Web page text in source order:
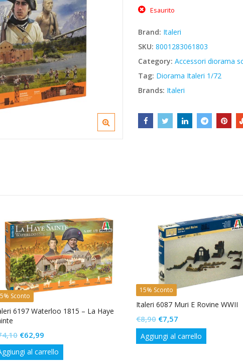
originale
era:
€68,40.€58,14.
Esaurito
Brand: Italeri
SKU: 8001283061803
Category: Accessori diorama
Tag: Diorama Italeri 1/72
Brands: Italeri
Sconto
6197 Waterloo 1815 – La Haye
Il
prezzo
originale
€62,99
prezzo
attuale
al carrello
15% Sconto
Italeri 6087 Muri E Rovine WWII
€8,90 Il
prezzo
originale
€7,57
prezzo
attuale
Aggiungi al carrello